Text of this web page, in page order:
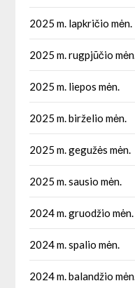
2025 m. lapkričio mėn.
2025 m. rugpjūčio mėn.
2025 m. liepos mėn.
2025 m. birželio mėn.
2025 m. gegužės mėn.
2025 m. sausio mėn.
2024 m. gruodžio mėn.
2024 m. spalio mėn.
2024 m. balandžio mėn.